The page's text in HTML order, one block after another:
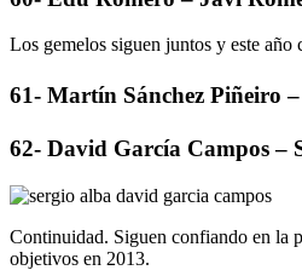
Los gemelos siguen juntos y este año
61- Martín Sánchez Piñeiro
62- David García Campos –
Continuidad. Siguen confiando en la
objetivos en 2013.